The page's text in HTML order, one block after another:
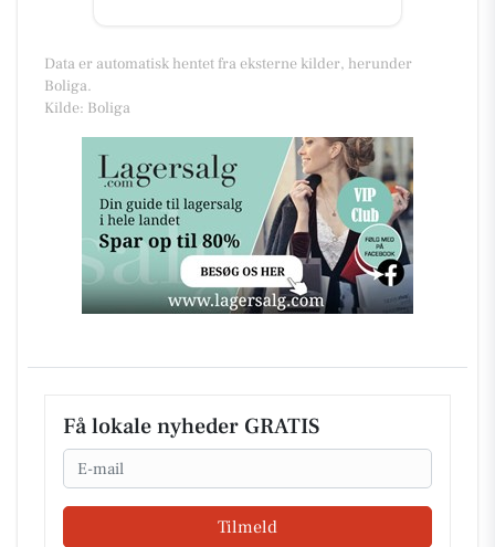
Data er automatisk hentet fra eksterne kilder, herunder
Boliga.
Kilde: Boliga
Få lokale nyheder GRATIS
Email
Tilmeld